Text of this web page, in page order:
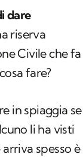
dare
riserva
Civile che fa
fare?
in spiaggia se
li ha visti
spesso è